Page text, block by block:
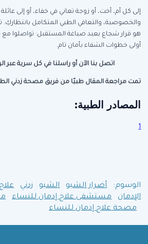
إلى كل أم، أخت، أو زوجة تعاني في خفاء، أو إلى عائلة
والخصوصية، والتعافي الطبي المتكامل
هو قرار شجاع يعيد صياغة المستقبل: تواصلوا
أولى خطوات الشفاء بأمان تام.
اتصل بنا الآن أو راسلنا في كل سرية عبر الرقم
تمت مراجعة المقال طبيًا من فريق مصحة زدني
المصادر الطبية:
1
الوسوم: أضرار الشبو الشبو زدني
الإدمان
مستشفى علاج إدمان للنساء
مصحة علاج إدمان للنساء